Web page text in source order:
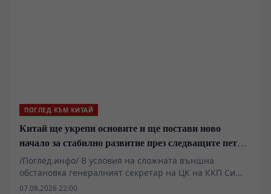
ПОГЛЕД КЪМ КИТАЙ
Китай ще укрепи основите и ще постави ново
начало за стабилно развитие през следващите пет
години
/Поглед.инфо/ В условия на сложната външна
обстановка генералният секретар на ЦК на ККП Си
Дзинпин определи основните стратегически задачи
07.08.2026 22:00